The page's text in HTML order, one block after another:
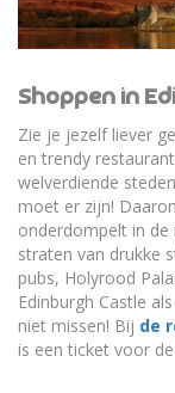
Shoppen in
Zie je jezelf liever
en trendy
welverdiende
moet er zijn!
onderdompelt in
straten van drukke
pubs, Holyrood
Edinburgh Castle
niet missen! Bij de
is een ticket voor